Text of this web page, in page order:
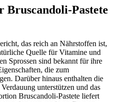
Pastete
das reich an Nährstoffen ist,
Quelle für Vitamine und
Sprossen sind bekannt für ihre
die zum
Darüber hinaus enthalten die
unterstützen und das
Bruscandoli-Pastete liefert